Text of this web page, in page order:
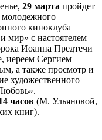
29 марта пройдет
молодежного
киноклуба
мир» с настоятелем
Иоанна Предтечи
иереем Сергием
а также просмотр и
художественного
часов (М. Ульяновой,
книг).